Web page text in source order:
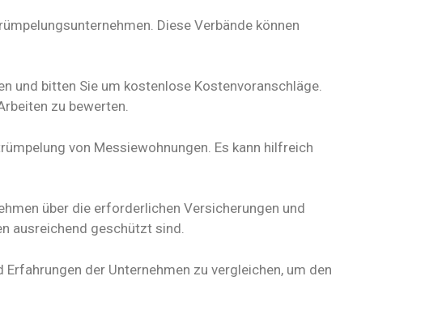
Diese Verbände können
und bitten Sie um kostenlose Kostenvoranschläge.
zu bewerten.
von Messiewohnungen. Es kann hilfreich
über die erforderlichen Versicherungen und
ausreichend geschützt sind.
der Unternehmen zu vergleichen, um den